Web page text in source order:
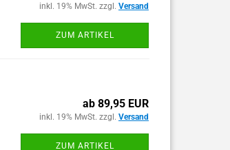
inkl. 19% MwSt. zzgl. Versand
ZUM ARTIKEL
ab 89,95 EUR
inkl. 19% MwSt. zzgl. Versand
ZUM ARTIKEL